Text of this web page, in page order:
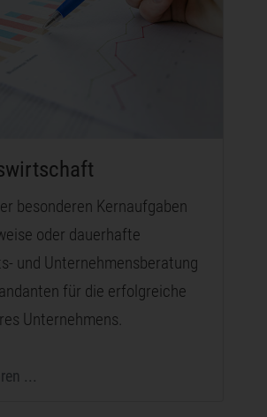
besonderen Kernaufgaben
oder dauerhafte
und Unternehmensberatung
für die erfolgreiche
Unternehmens.
...